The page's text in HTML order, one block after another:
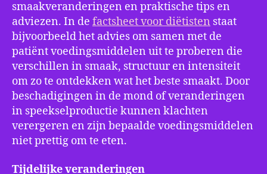
smaakveranderingen en praktische tips en
adviezen. In de factsheet voor diëtisten staat
bijvoorbeeld het advies om samen met de
patiënt voedingsmiddelen uit te proberen die
verschillen in smaak, structuur en intensiteit
om zo te ontdekken wat het beste smaakt. Door
beschadigingen in de mond of veranderingen
in speekselproductie kunnen klachten
verergeren en zijn bepaalde voedingsmiddelen
niet prettig om te eten.
Tijdelijke veranderingen